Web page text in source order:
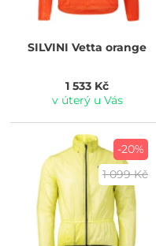
SILVINI Vetta orange
1 533 Kč
v úterý u Vás
-20%
1 099 Kč